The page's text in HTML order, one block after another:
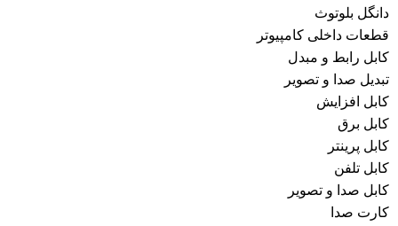
دانگل بلوتوث
قطعات داخلی کامپیوتر
کابل رابط و مبدل
تبدیل صدا و تصویر
کابل افزایش
کابل برق
کابل پرینتر
کابل تلفن
کابل صدا و تصویر
کارت صدا